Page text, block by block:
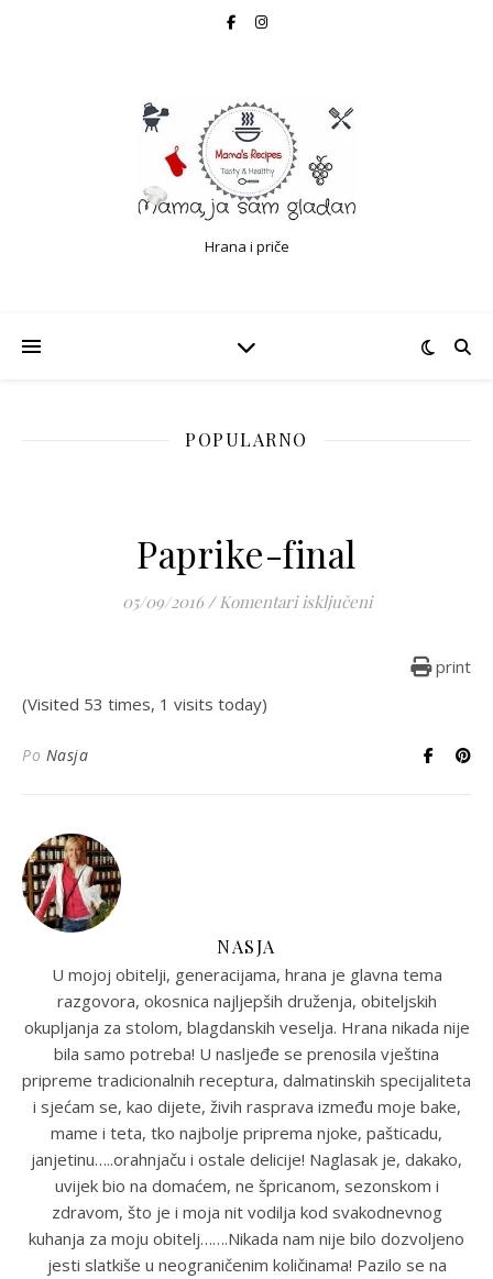
Hrana i priče
POPULARNO
Paprike-final
05/09/2016 / Komentari isključeniza Paprike-final
print
(Visited 53 times, 1 visits today)
Po Nasja
NASJA
U mojoj obitelji, generacijama, hrana je glavna tema
razgovora, okosnica najljepših druženja, obiteljskih
okupljanja za stolom, blagdanskih veselja. Hrana nikada nije
bila samo potreba! U nasljeđe se prenosila vještina
pripreme tradicionalnih receptura, dalmatinskih specijaliteta
i sjećam se, kao dijete, živih rasprava između moje bake,
mame i teta, tko najbolje priprema njoke, pašticadu,
janjetinu…..orahnjaču i ostale delicije! Naglasak je, dakako,
uvijek bio na domaćem, ne špricanom, sezonskom i
zdravom, što je i moja nit vodilja kod svakodnevnog
kuhanja za moju obitelj…….Nikada nam nije bilo dozvoljeno
jesti slatkiše u neograničenim količinama! Pazilo se na